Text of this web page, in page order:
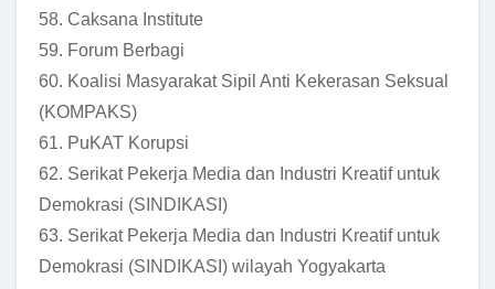
58. Caksana Institute
59. Forum Berbagi
60. Koalisi Masyarakat Sipil Anti Kekerasan Seksual
(KOMPAKS)
61. PuKAT Korupsi
62. Serikat Pekerja Media dan Industri Kreatif untuk
Demokrasi (SINDIKASI)
63. Serikat Pekerja Media dan Industri Kreatif untuk
Demokrasi (SINDIKASI) wilayah Yogyakarta